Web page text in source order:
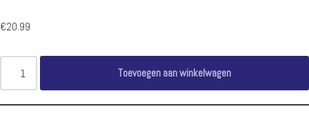
€20.99
Toevoegen aan winkelwagen